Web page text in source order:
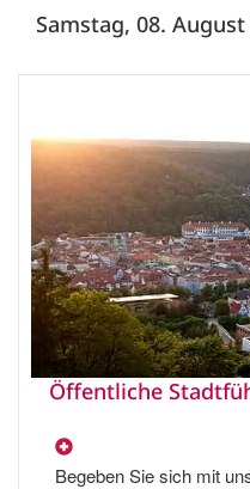
Samstag, 08. August
Öffentliche
Begeben Sie sich mit